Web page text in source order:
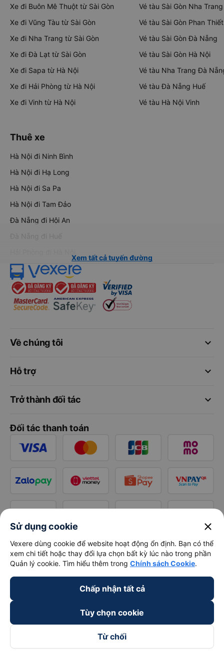
Xe đi Buôn Mê Thuột từ Sài Gòn
Xe đi Vũng Tàu từ Sài Gòn
Xe đi Nha Trang từ Sài Gòn
Xe đi Đà Lạt từ Sài Gòn
Xe đi Sapa từ Hà Nội
Xe đi Hải Phòng từ Hà Nội
Xe đi Vinh từ Hà Nội
Vé tàu Sài Gòn Nha Trang
Vé tàu Sài Gòn Phan Thiết
Vé tàu Sài Gòn Đà Nẵng
Vé tàu Sài Gòn Hà Nội
Vé tàu Nha Trang Đà
Vé tàu Đà Nẵng Huế
Vé tàu Hà Nội Vinh
Thuê xe
Hà Nội đi Ninh Bình
Hà Nội đi Hạ Long
Hà Nội đi Sa Pa
Hà Nội đi Tam Đảo
Đà Nẵng đi Hội An
Đà Nẵng đi Huế
Xem tất cả tuyến đường
keyboard_arrow_down
Về chúng tôi
keyboard_arrow_down
Hỗ trợ
keyboard_arrow_down
Trở thành đối tác
Đối tác thanh toán
Sử dụng cookie close
Vexere dùng cookie để website hoạt động ổn định. Bạn có thể
xem chi tiết hoặc thay đổi lựa chọn bất kỳ lúc nào trong phần
Quản lý cookie. Tìm hiểu thêm trong Chính sách Cookie.
Chấp nhận tất cả
Tùy chọn cookie
Từ chối